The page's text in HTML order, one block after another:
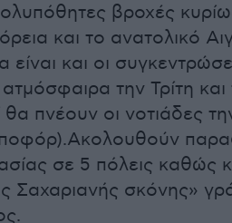
βροχές
και το ανατολικό
και οι
την Τρίτη
θα πνέουν οι νοτιάδες
σε 5 πόλεις καθώς
Σαχαριανής σκόνης»